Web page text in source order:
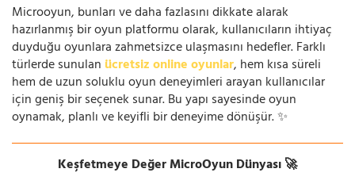
Microoyun, bunları ve daha fazlasını dikkate alarak
hazırlanmış bir oyun platformu olarak, kullanıcıların ihtiyaç
duyduğu oyunlara zahmetsizce ulaşmasını hedefler. Farklı
türlerde sunulan ücretsiz online oyunlar, hem kısa süreli
hem de uzun soluklu oyun deneyimleri arayan kullanıcılar
için geniş bir seçenek sunar. Bu yapı sayesinde oyun
oynamak, planlı ve keyifli bir deneyime dönüşür. ✨
Keşfetmeye Değer MicroOyun Dünyası 🚀